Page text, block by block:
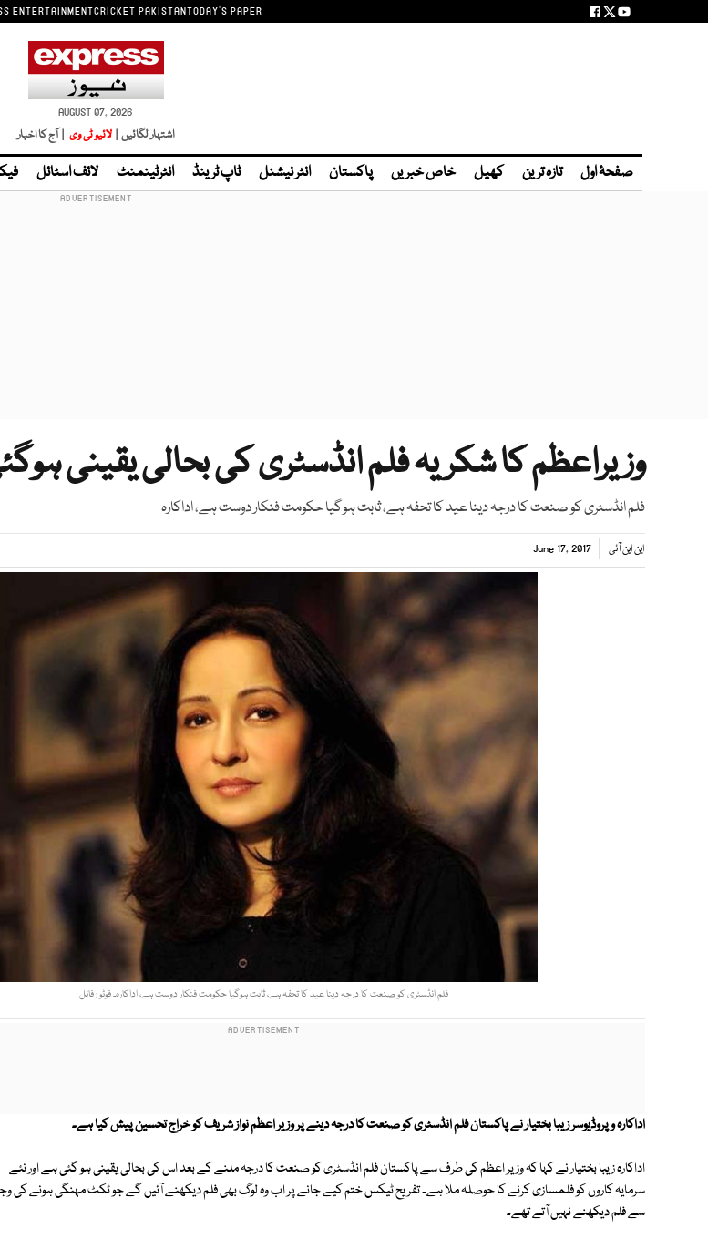
ENTERTAINMENTCRICKET PAKISTANTODAY'S PAPER
AUGUST 07, 2026
اشتہار لگائیں | لائیو ٹی وی | آج کا اخبار
صفحۂ اول تازہ ترین کھیل خاص خبریں پاکستان انٹر نیشنل ٹاپ ٹرینڈ انٹرٹینمنٹ لائف اسٹائل
وزیراعظم کا شکریہ فلم انڈسٹری کی بحالی یقینی
فلم انڈسٹری کو صنعت کا درجہ دینا عید کا تحفہ ہے، ثابت ہوگیا حکومت فنکار دوست ہے، اداکارہ
این این آئی June 17, 2017
فلم انڈسٹری کو صنعت کا درجہ دینا عید کا تحفہ ہے، ثابت ہوگیا حکومت فنکار دوست ہے، اداکارہ۔ فوٹو : فائل
اداکارہ و پروڈیوسر زیبا بختیار نے پاکستان فلم انڈسٹری کو صنعت کا درجہ دینے پر وزیر اعظم نواز شریف کو خراج تحسین پیش کیا ہے۔
اداکارہ زیبا بختیار نے کہا کہ وزیر اعظم کی طرف سے پاکستان فلم انڈسٹری کو صنعت کا درجہ ملنے کے بعد اس کی بحالی یقینی ہو گئی ہے اور نئے
سرمایہ کاروں کو فلمسازی کرنے کا حوصلہ ملا ہے۔ تفریح ٹیکس ختم کیے جانے پر اب وہ لوگ بھی فلم دیکھنے آئیں گے جو ٹکٹ مہنگی ہونے کی
سے فلم دیکھنے نہیں آتے تھے۔